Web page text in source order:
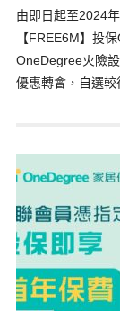
由即日起至2024
【FREE6M】投
OneDegree火險
優惠轉會，自選較